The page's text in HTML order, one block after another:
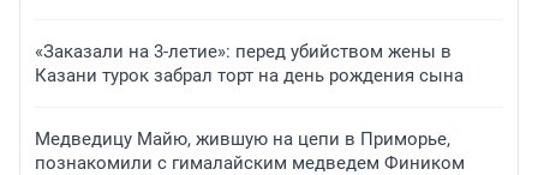
«Заказали на 3-летие»: перед убийством жены в
Казани турок забрал торт на день рождения сына
Медведицу Майю, жившую на цепи в Приморье,
познакомили с гималайским медведем Фиником